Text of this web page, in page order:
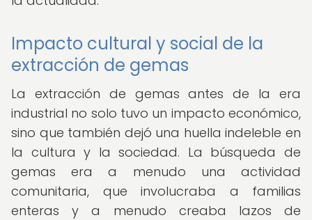
Impacto cultural y social de la
extracción de gemas
La extracción de gemas antes de la era
industrial no solo tuvo un impacto económico,
sino que también dejó una huella indeleble en
la cultura y la sociedad. La búsqueda de
gemas era a menudo una actividad
comunitaria, que involucraba a familias
enteras y a menudo creaba lazos de